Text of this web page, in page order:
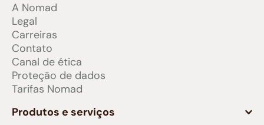
A Nomad
Legal
Carreiras
Contato
Canal de ética
Proteção de dados
Tarifas Nomad
Produtos e serviços